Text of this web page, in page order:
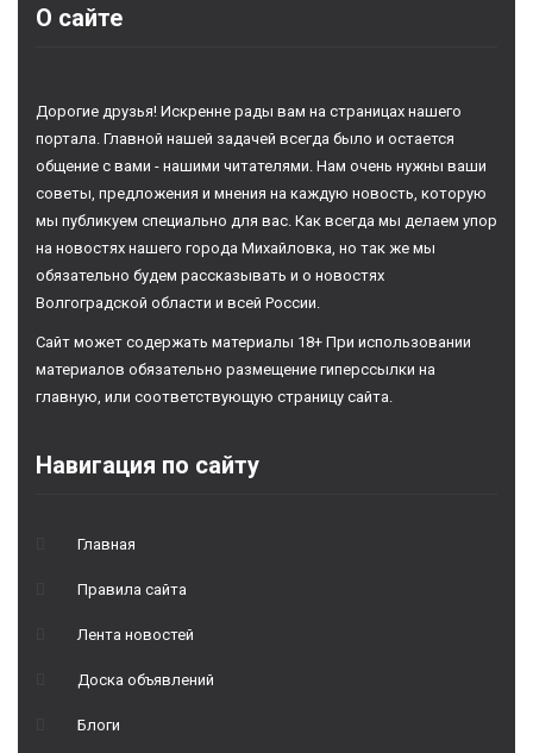
О сайте
Дорогие друзья! Искренне рады вам на страницах нашего
портала. Главной нашей задачей всегда было и остается
общение с вами - нашими читателями. Нам очень нужны ваши
советы, предложения и мнения на каждую новость, которую
мы публикуем специально для вас. Как всегда мы делаем упор
на новостях нашего города Михайловка, но так же мы
обязательно будем рассказывать и о новостях
Волгоградской области и всей России.
Сайт может содержать материалы 18+ При использовании
материалов обязательно размещение гиперссылки на
главную, или соответствующую страницу сайта.
Навигация по сайту
Главная
Правила сайта
Лента новостей
Доска объявлений
Блоги